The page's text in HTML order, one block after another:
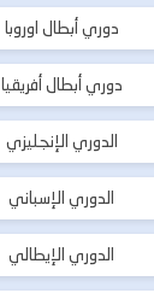
دوري أبطال اوروبا
دوري أبطال أفريقيا
الدوري الإنجليزي
الدوري الإسباني
الدوري الإيطالي